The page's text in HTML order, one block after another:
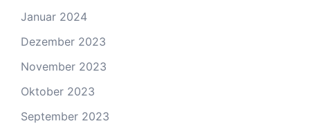
Januar 2024
Dezember 2023
November 2023
Oktober 2023
September 2023